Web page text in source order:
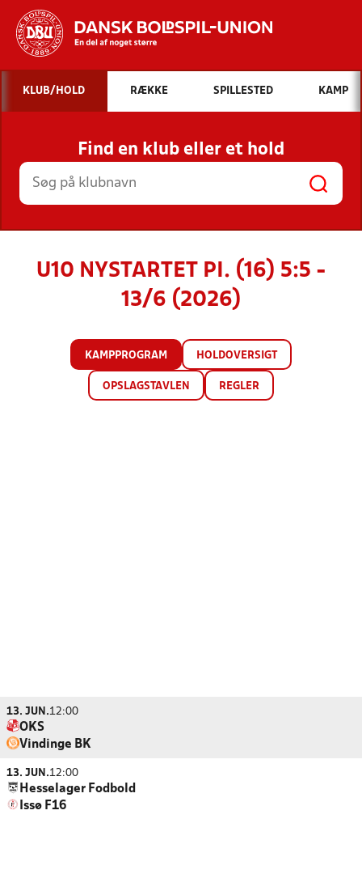
Hvad vil du søge efter?
INDHOLD OG NYHEDER
STILLINGER, RESULTATER, KLUBBER OG
HOLD
KLUB/HOLD RÆKKE SPILLESTED KAMP
Find en klub eller et hold
U10 NYSTARTET PI. (16) 5:5 -
13/6 (2026)
KAMPPROGRAM HOLDOVERSIGT
OPSLAGSTAVLEN REGLER
13. JUN.12:00
OKS
Vindinge BK
13. JUN.12:00
Hesselager Fodbold
Issø F16